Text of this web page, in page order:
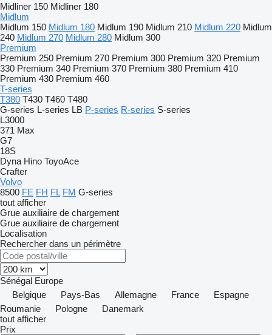
Midliner 150 Midliner 180
Midlum
Midlum 150 Midlum 180 Midlum 190 Midlum 210 Midlum 220 Midlum
240 Midlum 270 Midlum 280 Midlum 300
Premium
Premium 250 Premium 270 Premium 300 Premium 320 Premium
330 Premium 340 Premium 370 Premium 380 Premium 410
Premium 430 Premium 460
T-series
T380 T430 T460 T480
G-series L-series LB P-series R-series S-series
L3000
371 Max
G7
18S
Dyna Hino ToyoAce
Crafter
Volvo
8500 FE FH FL FM G-series
tout afficher
Grue auxiliaire de chargement
Grue auxiliaire de chargement
Localisation
Rechercher dans un périmètre
Sénégal Europe
Belgique
Pays-Bas Allemagne France
Espagne
Roumanie
Pologne
Danemark
tout afficher
Prix